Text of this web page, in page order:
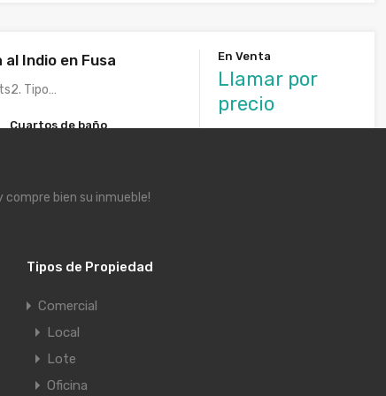
al Indio en Fusa
Tipo…
Cuartos de baño
En Venta
Llamar por
precio
ubicada y
Fusagasugá
Dos niveles.…
compre bien su inmueble!
Tipos de Propiedad
Comercial
Local
Lote
Oficina